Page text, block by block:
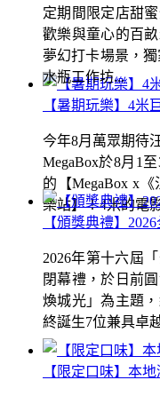
【暑期玩樂】4米
今年8月萬眾期待
MegaBox於8月1
的【MegaBox x
樂站】！4米的電
【限定口味】本
定期間限定店甜
歡樂與童心的百
夢幻打卡場景，
水瓶工作坊...
【頒獎典禮】
2026年第十六屆
閉幕禮，於日前
煥城光」為主題
終誕生7位兼具卓